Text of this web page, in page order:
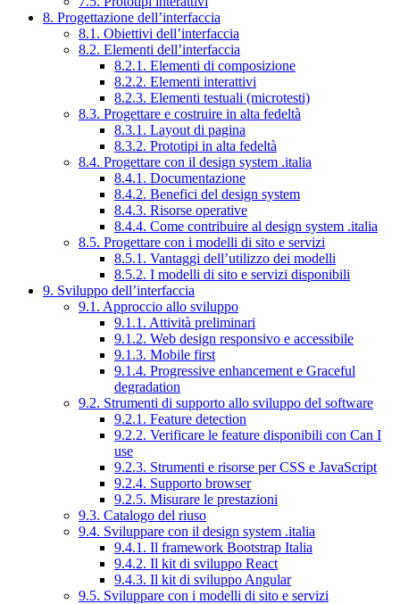
8. Progettazione dell’interfaccia
8.1. Obiettivi dell’interfaccia
8.2. Elementi dell’interfaccia
8.2.1. Elementi di composizione
8.2.2. Elementi interattivi
8.2.3. Elementi testuali (microtesti)
8.3. Progettare e costruire in alta fedeltà
8.3.1. Layout di pagina
8.3.2. Prototipi in alta fedeltà
8.4. Progettare con il design system .italia
8.4.1. Documentazione
8.4.2. Benefici del design system
8.4.3. Risorse operative
8.4.4. Come contribuire al design system .italia
8.5. Progettare con i modelli di sito e servizi
8.5.1. Vantaggi dell’utilizzo dei modelli
8.5.2. I modelli di sito e servizi disponibili
9. Sviluppo dell’interfaccia
9.1. Approccio allo sviluppo
9.1.1. Attività preliminari
9.1.2. Web design responsivo e accessibile
9.1.3. Mobile first
9.1.4. Progressive enhancement e Graceful
degradation
9.2. Strumenti di supporto allo sviluppo del software
9.2.1. Feature detection
9.2.2. Verificare le feature disponibili con Can I
use
9.2.3. Strumenti e risorse per CSS e JavaScript
9.2.4. Supporto browser
9.2.5. Misurare le prestazioni
9.3. Catalogo del riuso
9.4. Sviluppare con il design system .italia
9.4.1. Il framework Bootstrap Italia
9.4.2. Il kit di sviluppo React
9.4.3. Il kit di sviluppo Angular
9.5. Sviluppare con i modelli di sito e servizi